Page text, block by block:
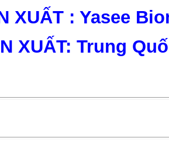
XUẤT : Yasee
XUẤT: Trung